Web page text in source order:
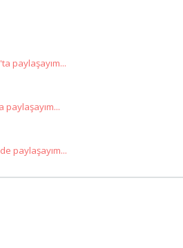
paylaşayım...
paylaşayım...
paylaşayım...